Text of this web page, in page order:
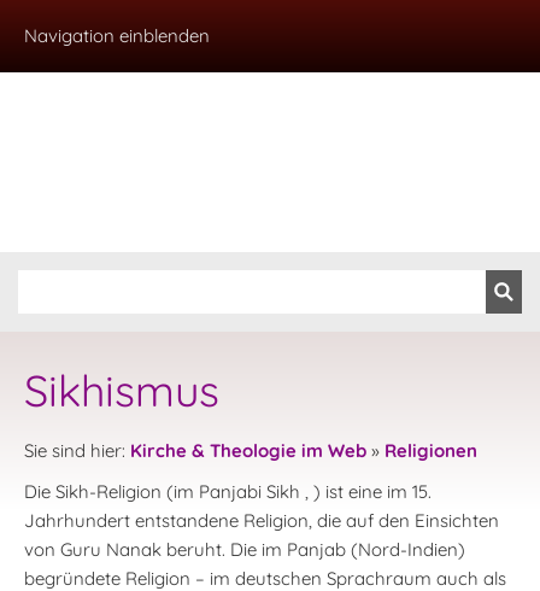
Navigation einblenden
Sikhismus
Sie sind hier: Kirche & Theologie im Web » Religionen
Die Sikh-Religion (im Panjabi Sikh , ) ist eine im 15.
Jahrhundert entstandene Religion, die auf den Einsichten
von Guru Nanak beruht. Die im Panjab (Nord-Indien)
begründete Religion – im deutschen Sprachraum auch als